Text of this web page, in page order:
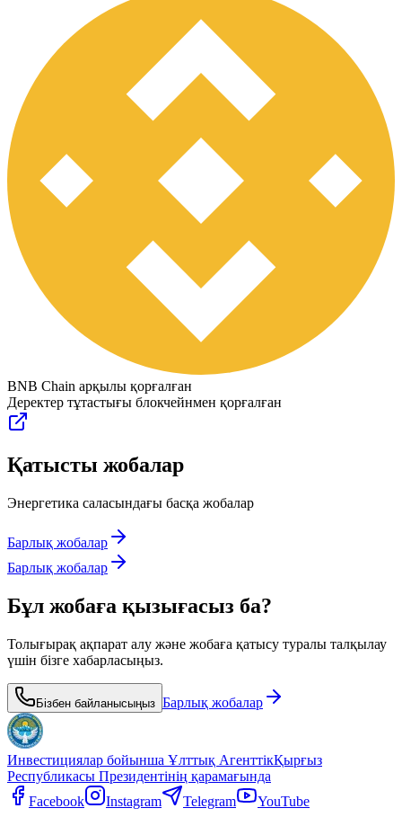
BNB Chain арқылы қорғалған
Деректер тұтастығы блокчейнмен қорғалған
Қатысты жобалар
Энергетика саласындағы басқа жобалар
Барлық жобалар
Барлық жобалар
Бұл жобаға қызығасыз ба?
Толығырақ ақпарат алу және жобаға қатысу туралы талқылау
үшін бізге хабарласыңыз.
Бізбен байланысыңыз Барлық жобалар
Инвестициялар бойынша Ұлттық АгенттікҚырғыз
Республикасы Президентінің қарамағында
Facebook
Instagram Telegram
YouTube